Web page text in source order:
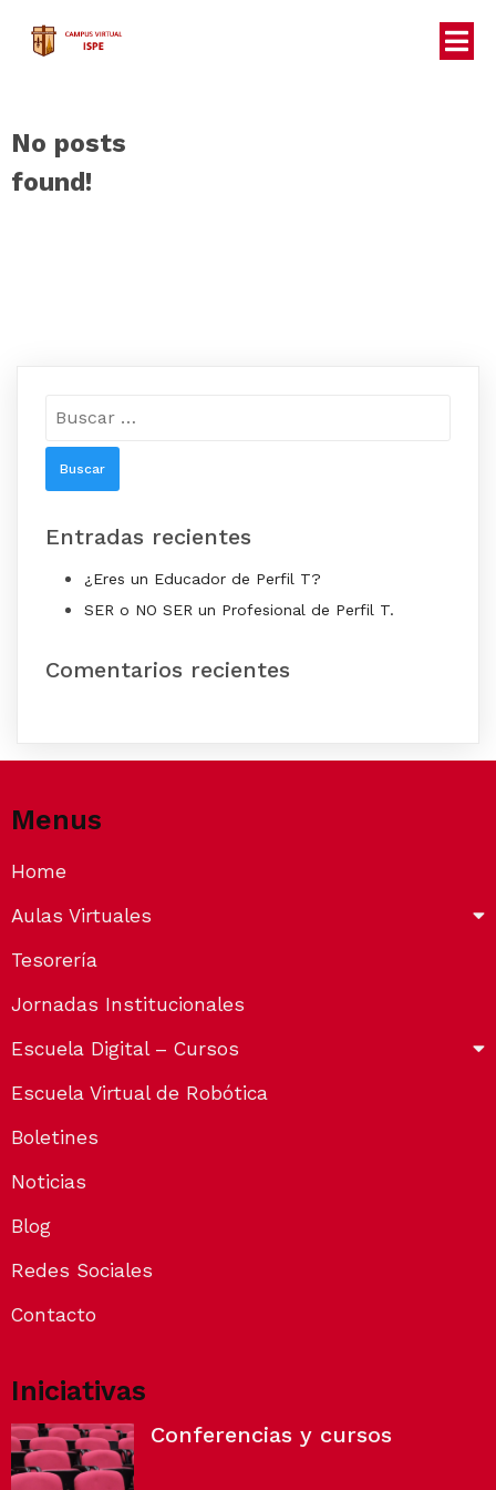
No posts
found!
Buscar:
Entradas recientes
¿Eres un Educador de Perfil T?
SER o NO SER un Profesional de Perfil T.
Comentarios recientes
Menus
Home
Aulas Virtuales
Tesorería
Jornadas Institucionales
Escuela Digital – Cursos
Escuela Virtual de Robótica
Boletines
Noticias
Blog
Redes Sociales
Contacto
Iniciativas
Conferencias y cursos